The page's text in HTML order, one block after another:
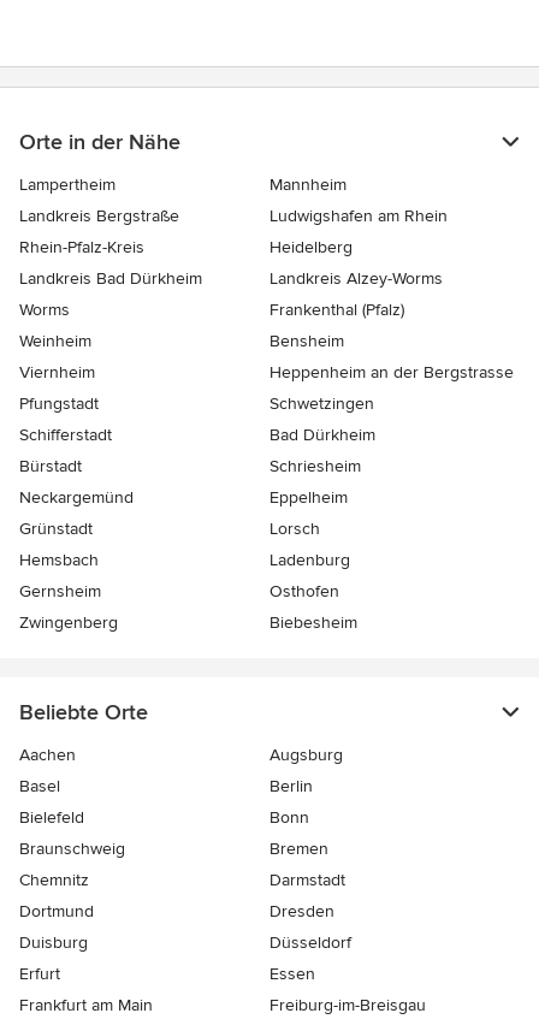
Orte in der Nähe
Lampertheim
Mannheim
Landkreis Bergstraße
Ludwigshafen am Rhein
Rhein-Pfalz-Kreis
Heidelberg
Landkreis Bad Dürkheim
Landkreis Alzey-Worms
Worms
Frankenthal (Pfalz)
Weinheim
Bensheim
Viernheim
Heppenheim an der Bergstrasse
Pfungstadt
Schwetzingen
Schifferstadt
Bad Dürkheim
Bürstadt
Schriesheim
Neckargemünd
Eppelheim
Grünstadt
Lorsch
Hemsbach
Ladenburg
Gernsheim
Osthofen
Zwingenberg
Biebesheim
Beliebte Orte
Aachen
Augsburg
Basel
Berlin
Bielefeld
Bonn
Braunschweig
Bremen
Chemnitz
Darmstadt
Dortmund
Dresden
Duisburg
Düsseldorf
Erfurt
Essen
Frankfurt am Main
Freiburg-im-Breisgau